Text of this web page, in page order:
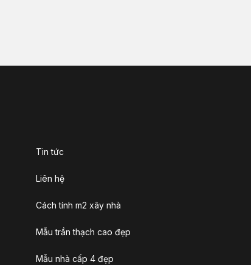
Tin tức
Liên hệ
Cách tính m2 xây nhà
Mẫu trần thạch cao đẹp
Mẫu nhà cấp 4 đẹp